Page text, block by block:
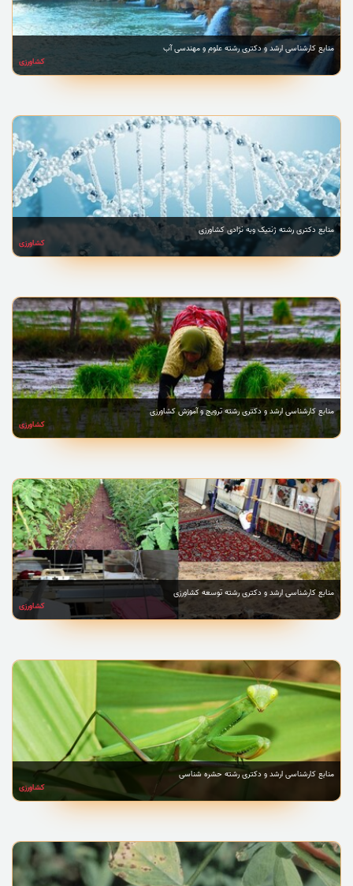
منابع کارشناسی ارشد و دکتری رشته علوم و مهندسی آب
کشاورزی
منابع دکتری رشته ژنتیک وبه نژادی کشاورزی
کشاورزی
منابع کارشناسی ارشد و دکتری رشته ترویج و آموزش کشاورزی
کشاورزی
منابع کارشناسی ارشد و دکتری رشته توسعه کشاورزی
کشاورزی
منابع کارشناسی ارشد و دکتری رشته حشره شناسی
کشاورزی